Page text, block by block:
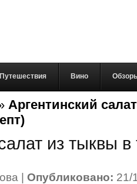
Путешествия Вино
Аргентинский
из тыквы
| Опубликовано: 21/